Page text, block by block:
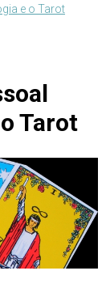
e o Tarot
Tarot